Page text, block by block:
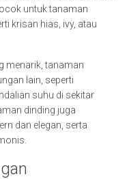
untuk tanaman
krisan hias, ivy, atau
menarik, tanaman
lain, seperti
suhu di sekitar
dinding juga
dan elegan, serta